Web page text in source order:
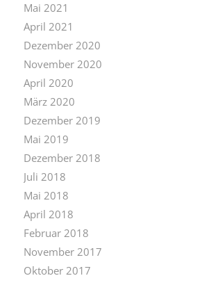
Mai 2021
April 2021
Dezember 2020
November 2020
April 2020
März 2020
Dezember 2019
Mai 2019
Dezember 2018
Juli 2018
Mai 2018
April 2018
Februar 2018
November 2017
Oktober 2017